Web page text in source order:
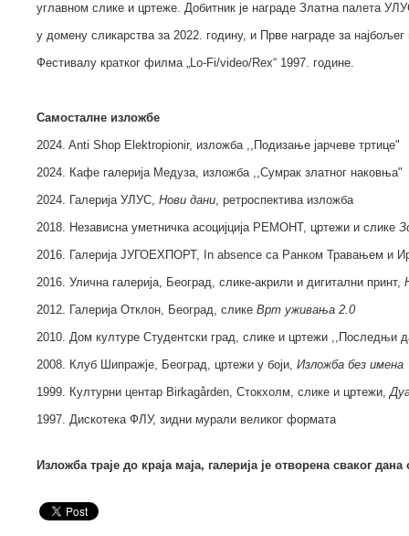
углавном слике и цртеже. Добитник је награде Златна палета
у домену сликарства за 2022. годину, и Прве награде за најбољег
Фестивалу кратког филма „Lo-Fi/video/Rex“ 1997. године.
Самосталне изложбе
2024. Anti Shop Elektropionir, изложба ,,Подизање јарчеве тртице"
2024. Кафе галерија Медуза, изложба ,,Сумрак златног наковња"
2024. Галерија УЛУС, Нови дани, ретроспектива изложба
2018. Независна уметничка асоцијција РЕМОНТ, цртежи и слике
2016. Галерија ЈУГОЕXПОРТ, In absence са Ранком Травањем и
2016. Улична галерија, Београд, слике-акрили и дигитални принт,
2012. Галерија Отклон, Београд, слике Врт уживања 2.0
2010. Дом културе Студентски град, слике и цртежи ,,Последњи
2008. Клуб Шипражје, Београд, цртежи у боји, Изложба без имена
1999. Културни центар Birkagården, Стокхолм, слике и цртежи,
1997. Дискотека ФЛУ, зидни мурали великог формата
Изложба траје до краја маја, галерија је отворена сваког